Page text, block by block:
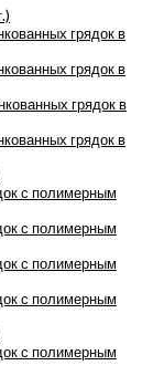
грядок в
грядок в
грядок в
грядок в
с полимерным
с полимерным
с полимерным
с полимерным
с полимерным